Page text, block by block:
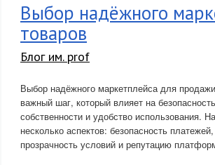
Выбор надёжного
товаров
Блог им. prof
Выбор надёжного маркетплейса для
важный шаг, который влияет на
собственности и удобство использования.
несколько аспектов: безопасность
прозрачность условий и репутацию